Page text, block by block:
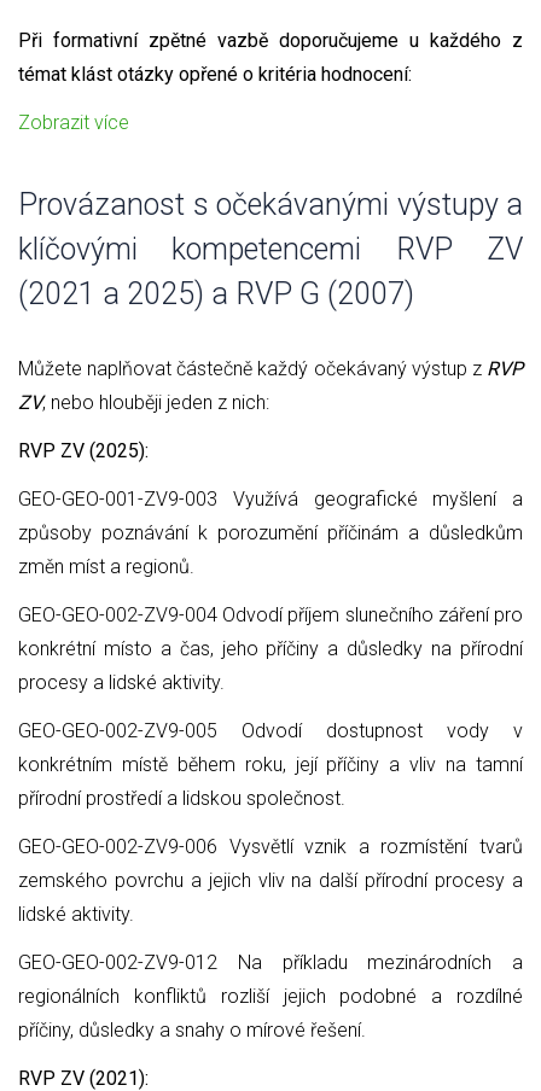
Při formativní zpětné vazbě doporučujeme u každého z
témat klást otázky opřené o kritéria hodnocení:
Zobrazit více
Provázanost s očekávanými výstupy a
klíčovými kompetencemi RVP ZV
(2021 a 2025) a RVP G (2007)
Můžete naplňovat částečně každý očekávaný výstup z RVP
ZV, nebo hlouběji jeden z nich:
RVP ZV (2025):
GEO-GEO-001-ZV9-003 Využívá geografické myšlení a
způsoby poznávání k porozumění příčinám a důsledkům
změn míst a regionů.
GEO-GEO-002-ZV9-004 Odvodí příjem slunečního záření pro
konkrétní místo a čas, jeho příčiny a důsledky na přírodní
procesy a lidské aktivity.
GEO-GEO-002-ZV9-005 Odvodí dostupnost vody v
konkrétním místě během roku, její příčiny a vliv na tamní
přírodní prostředí a lidskou společnost.
GEO-GEO-002-ZV9-006 Vysvětlí vznik a rozmístění tvarů
zemského povrchu a jejich vliv na další přírodní procesy a
lidské aktivity.
GEO-GEO-002-ZV9-012 Na příkladu mezinárodních a
regionálních konfliktů rozliší jejich podobné a rozdílné
příčiny, důsledky a snahy o mírové řešení.
RVP ZV (2021):